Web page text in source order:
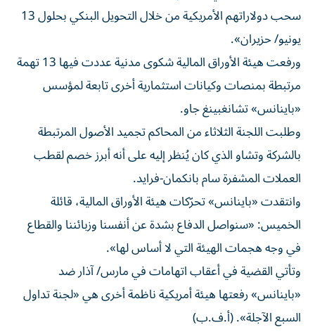
سحب دولاراتهم الأمريكية من خلال التحويل البنكي بحلول 13
يونيو/ حزيران».
ورفعت هيئة الأوراق المالية شكوى مدنية عددت فيها 13 تهمة
مرتبطة بمنصات وكيانات استثمارية أخرى تابعة لمؤسس
«باينانس» تشانغبينغ جاو.
وطلبت اللجنة الثلاثاء من المحاكم تجميد الأصول المرتبطة
بالشركة وتشاو الذي كان يُنظر إليه على أنه أبرز خصم لقطب
العملات المشفرة سام بانكمان-فرايد.
وانتقدت «باينانس» تحرّكات هيئة الأوراق المالية، قائلة
الخميس: «سنواصل الدفاع بشدة عن أنفسنا وزبائننا والقطاع
في وجه هجمات الهيئة التي لا أساس لها».
وتأتي القضية في أعقاب اتهامات في مارس/ آذار ضد
«باينانس» رفعتها هيئة أمريكية ناظمة أخرى هي «لجنة تداول
السبع الآجلة». (أ.ف.ب)